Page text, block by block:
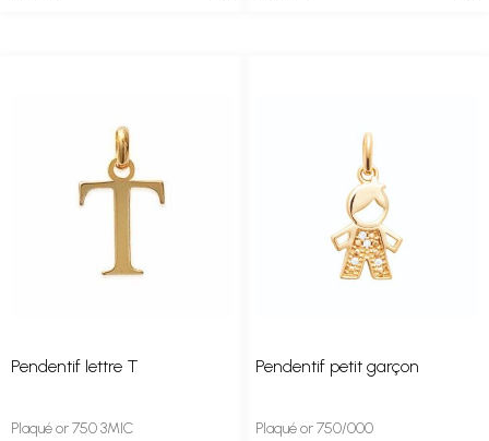
Pendentif lettre T
Plaqué or 750 3MIC
Pendentif petit garçon
Plaqué or 750/000